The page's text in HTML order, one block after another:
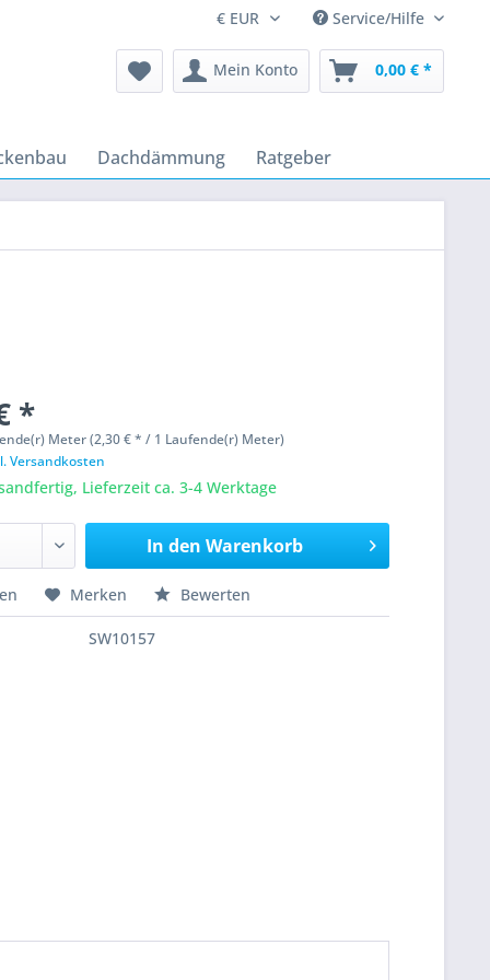
Service/Hilfe
Mein Konto 0,00 € *
Dachdämmung Ratgeber
*
Meter (2,30 € * / 1 Laufende(r) Meter)
Versandkosten
Lieferzeit ca. 3-4 Werktage
In den Warenkorb
Merken Bewerten
SW10157